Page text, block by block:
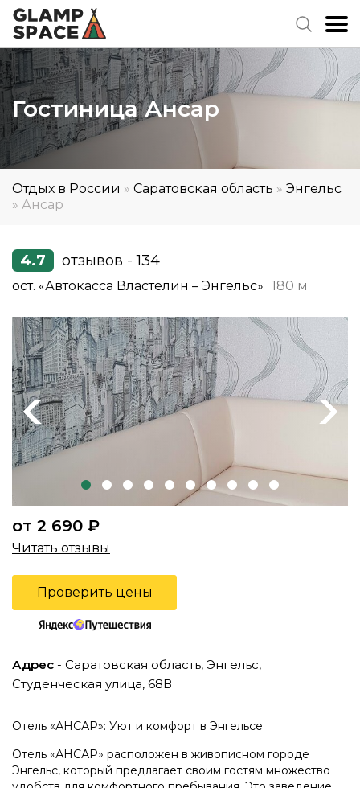
Гостиница Ансар
Отдых в России » Саратовская область » Энгельс
» Ансар
4.7 отзывов - 134
ост. «Автокасса Властелин – Энгельс» 180 м
Previous Next
от 2 690 ₽
Читать отзывы
Проверить цены
Адрес - Саратовская область, Энгельс,
Студенческая улица, 68В
Отель «АНСАР»: Уют и комфорт в Энгельсе
Отель «АНСАР» расположен в живописном городе
Энгельс, который предлагает своим гостям множество